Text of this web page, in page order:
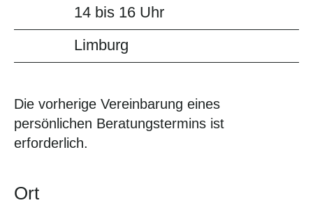
14 bis 16 Uhr
Limburg
Die vorherige Vereinbarung eines
persönlichen Beratungstermins ist
erforderlich.
Ort